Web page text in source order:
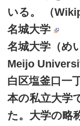
いる。 （
名城大学
名城大学（め
Meijo
白区塩釜口一
本の私立大学
た。大学の略